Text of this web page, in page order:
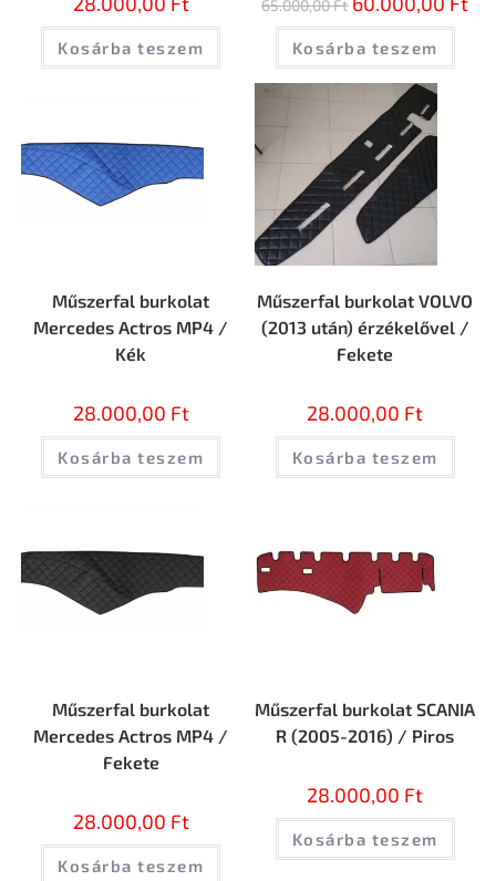
Kosárba teszem
65.000,00Ft
Kosárba teszem
Műszerfal burkolat
Mercedes Actros MP4 /
Kék
28.000,00 Ft
Kosárba teszem
Műszerfal burkolat VOLVO
(2013 után) érzékelővel /
Fekete
28.000,00 Ft
Kosárba teszem
Műszerfal burkolat
Mercedes Actros MP4 /
Fekete
28.000,00 Ft
Kosárba teszem
Műszerfal burkolat SCANIA
R (2005-2016) / Piros
28.000,00 Ft
Kosárba teszem